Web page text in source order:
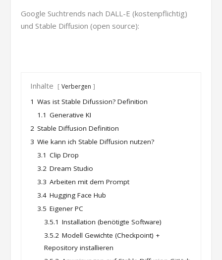
Google Suchtrends nach DALL-E (kostenpflichtig)
und Stable Diffusion (open source):
Inhalte Verbergen
1 Was ist Stable Difussion? Definition
1.1 Generative KI
2 Stable Diffusion Definition
3 Wie kann ich Stable Diffusion nutzen?
3.1 Clip Drop
3.2 Dream Studio
3.3 Arbeiten mit dem Prompt
3.4 Hugging Face Hub
3.5 Eigener PC
3.5.1 Installation (benötigte Software)
3.5.2 Modell Gewichte (Checkpoint) +
Repository installieren